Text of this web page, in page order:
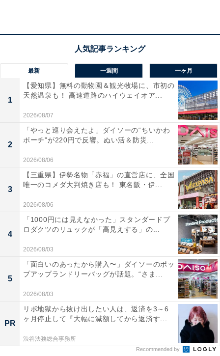
30分、タクシーにて5分／日光ICから5分
大人1名（参考価格）：29,700円
※料金は公式Webサイト参考価格
※プラン・部屋により価格は変動します
チェックイン：15:00
チェックアウト：10:00
あわせて読みたい
【日光温泉の人気ホテル】「小槌の宿 鶴亀大
吉」は日光東照宮まで徒歩7分の好立地と名
物料理が魅力の宿
最新 一週間 一ヶ月
1
【愛知県】無料の動物園＆観光牧場に、市初の
天然温泉も！ 高速道路のハイウェイオア...
2026/08/07
2
「やっと巡り会えたよ」ダイソーの“ちいかわ
ポーチ”が220円で反響。ぬい活＆防災...
2026/08/06
3
【三重県】伊勢名物「赤福」の直営店に、全国
唯一のコメダ大判焼き店も！ 東名阪・伊...
2026/08/06
4
「1000円には見えなかった」スタンダードプ
ロダクツのリュックが「高見えする」の...
2026/08/03
5
「面白いのあったから購入〜」ダイソーのポッ
プアップランドリーバッグが話題。“さま...
2026/08/03
PR
リボ地獄から抜け出したい人は、返済を3～6
ヶ月停止して『大幅に減額してから返済す...
渋谷法務総合事務所
Recommended by